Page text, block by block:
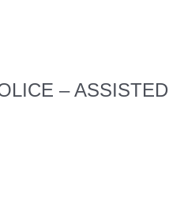
– ASSISTED